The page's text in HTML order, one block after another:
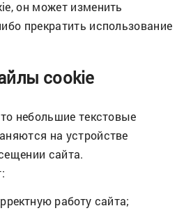
он может изменить
прекратить использование
cookie
небольшие текстовые
на устройстве
сайта.
работу сайта;